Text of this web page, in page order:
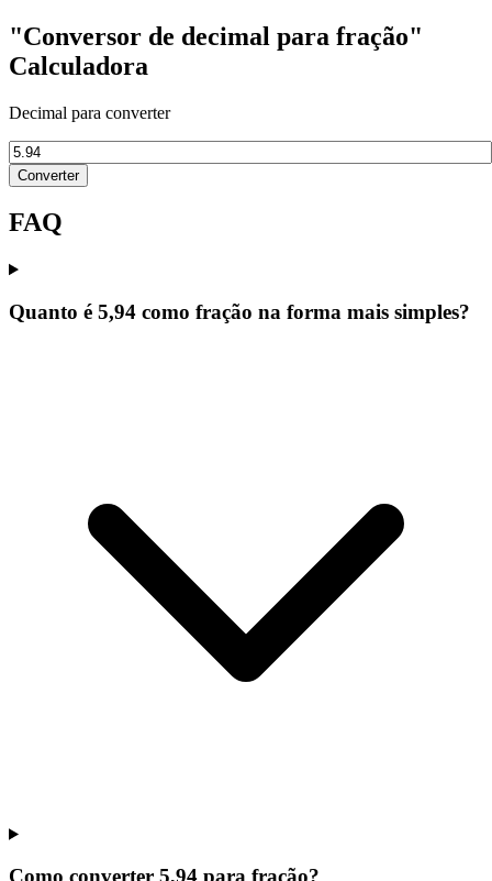
"Conversor de decimal para fração"
Calculadora
Decimal para converter
Converter
FAQ
Quanto é 5,94 como fração na forma mais simples?